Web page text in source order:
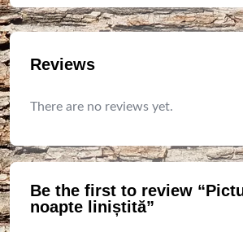
Reviews
There are no reviews yet.
Be the first to review
noapte liniștită”